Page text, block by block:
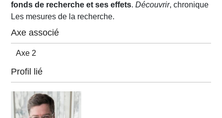
fonds de recherche et ses effets.Découvrir, chronique
Les mesures de la recherche.
Axe associé
Axe 2
Profil lié